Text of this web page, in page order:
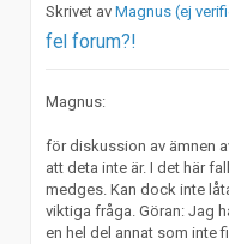
Magnus (ej
fel forum?!
Magnus:
för diskussion av ämnen
att deta inte är. I det här
medges. Kan dock inte
viktiga fråga. Göran: Jag
en hel del annat som inte